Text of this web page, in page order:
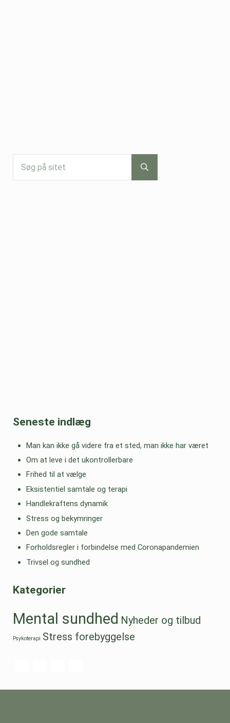
Submit search
Seneste indlæg
Man kan ikke gå videre fra et sted, man ikke har været
Om at leve i det ukontrollerbare
Frihed til at vælge
Eksistentiel samtale og terapi
Handlekraftens dynamik
Stress og bekymringer
Den gode samtale
Forholdsregler i forbindelse med Coronapandemien
Trivsel og sundhed
Kategorier
Mental sundhed Nyheder og tilbud
Psykoterapi Stress forebyggelse